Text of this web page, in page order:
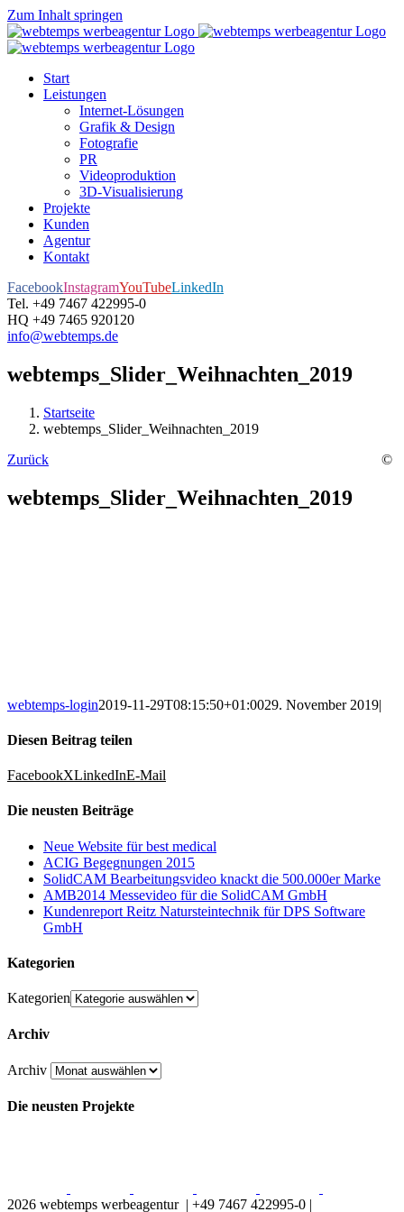
Zum Inhalt springen
Start
Leistungen
Internet-Lösungen
Grafik & Design
Fotografie
PR
Videoproduktion
3D-Visualisierung
Projekte
Kunden
Agentur
Kontakt
FacebookInstagramYouTubeLinkedIn
Tel. +49 7467 422995-0
HQ +49 7465 920120
info@webtemps.de
webtemps_Slider_Weihnachten_2019
Startseite
webtemps_Slider_Weihnachten_2019
Zurück
webtemps_Slider_Weihnachten_2019
webtemps-login2019-11-29T08:15:50+01:0029. November 2019|
Diesen Beitrag teilen
FacebookXLinkedInE-Mail
Die neusten Beiträge
Neue Website für best medical
ACIG Begegnungen 2015
SolidCAM Bearbeitungsvideo knackt die 500.000er Marke
AMB2014 Messevideo für die SolidCAM GmbH
Kundenreport Reitz Natursteintechnik für DPS Software
GmbH
Kategorien
Kategorien
Archiv
Archiv
Die neusten Projekte
©
2026 webtemps werbeagentur | +49 7467 422995-0 |